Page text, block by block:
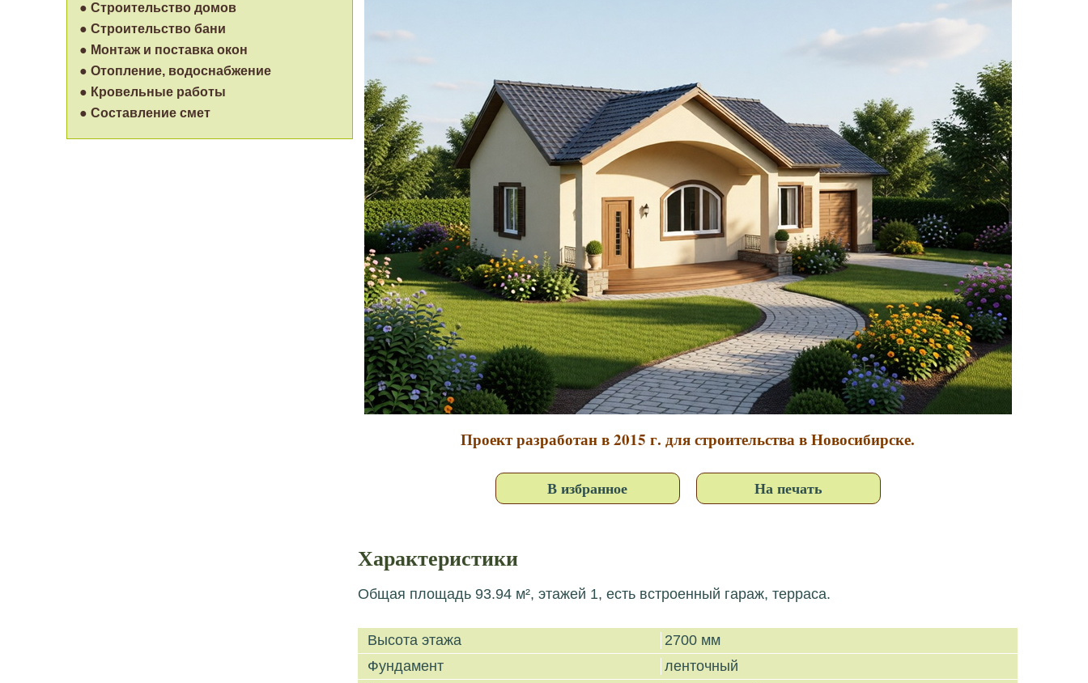
● Строительство домов
● Строительство бани
● Монтаж и поставка окон
● Отопление, водоснабжение
● Кровельные работы
● Составление смет
Проект разработан в 2015 г. для строительства в Новосибирске.
В избранное На печать
Характеристики
Общая площадь 93.94 м², этажей 1, есть встроенный гараж, терраса.
Высота этажа
2700 мм
Фундамент
ленточный